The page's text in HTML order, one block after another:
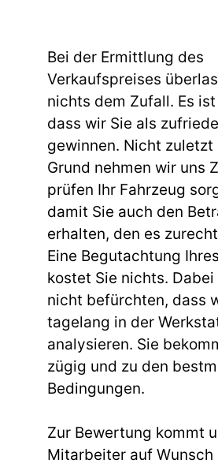
Bei der Ermittlung des
Verkaufspreises
nichts dem Zufall. Es
dass wir Sie als
gewinnen. Nicht zuletzt
Grund nehmen wir uns
prüfen Ihr Fahrzeug
damit Sie auch den
erhalten, den es
Eine Begutachtung
kostet Sie nichts. Dabei
nicht befürchten, dass
tagelang in der
analysieren. Sie
zügig und zu den
Bedingungen.
Zur Bewertung kommt
Mitarbeiter auf Wunsch